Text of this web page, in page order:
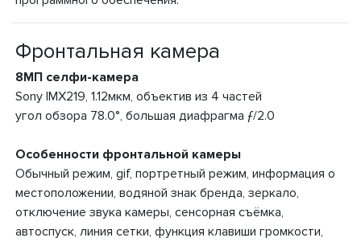
Фронтальная камера
8МП селфи-камера
Sony IMX219, 1.12мкм, объектив из 4 частей
угол обзора 78.0°, большая диафрагма ƒ/2.0
Особенности фронтальной камеры
Обычный режим, gif, портретный режим, информация о
местоположении, водяной знак бренда, зеркало,
отключение звука камеры, сенсорная съёмка,
автоспуск, линия сетки, функция клавиши громкости,